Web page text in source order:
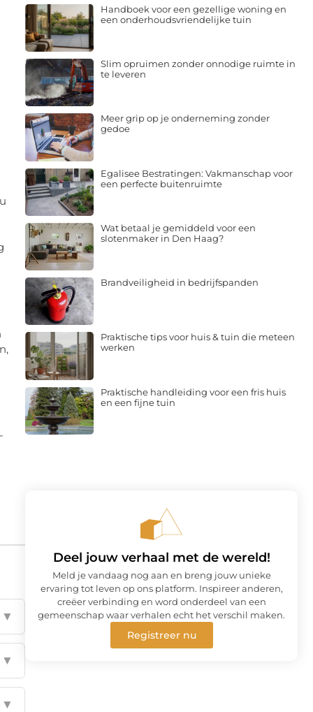
▼
▼
▼
Handboek voor een gezellige woning en
een onderhoudsvriendelijke tuin
Slim opruimen zonder onnodige ruimte in
te leveren
Meer grip op je onderneming zonder
gedoe
Egalisee Bestratingen: Vakmanschap voor
een perfecte buitenruimte
Wat betaal je gemiddeld voor een
slotenmaker in Den Haag?
Brandveiligheid in bedrijfspanden
Praktische tips voor huis & tuin die meteen
werken
Praktische handleiding voor een fris huis
en een fijne tuin
Deel jouw verhaal met de wereld!
Meld je vandaag nog aan en breng jouw unieke
ervaring tot leven op ons platform. Inspireer anderen,
creëer verbinding en word onderdeel van een
gemeenschap waar verhalen echt het verschil maken.
Registreer nu